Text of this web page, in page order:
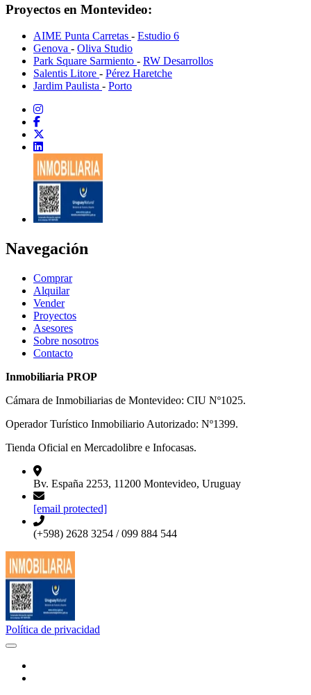
Proyectos en Montevideo:
AIME Punta Carretas - Estudio 6
Genova - Oliva Studio
Park Square Sarmiento - RW Desarrollos
Salentis Litore - Pérez Haretche
Jardim Paulista - Porto
Navegación
Comprar
Alquilar
Vender
Proyectos
Asesores
Sobre nosotros
Contacto
Inmobiliaria PROP
Cámara de Inmobiliarias de Montevideo: CIU Nº1025.
Operador Turístico Inmobiliario Autorizado: Nº1399.
Tienda Oficial en Mercadolibre e Infocasas.
Bv. España 2253, 11200 Montevideo, Uruguay
[email protected]
(+598) 2628 3254 / 099 884 544
Política de privacidad